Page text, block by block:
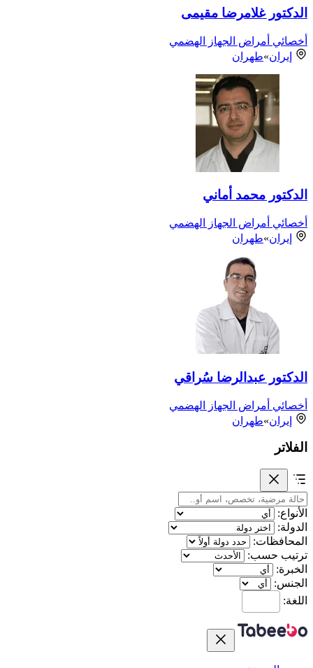
الدكتور غلامرضا مقیمی
أخصائي أمراض الجهاز الهضمي
إيران»طهران
الدكتور محمد أماني
أخصائي أمراض الجهاز الهضمي
إيران»طهران
الدكتور عبدالر‌ضا سُراقي
أخصائي أمراض الجهاز الهضمي
إيران»طهران
الفلاتر
الأنواع:
الدولة:
المحافظات:
ترتيب حسب:
الخبرة:
الجنس:
اللغة: